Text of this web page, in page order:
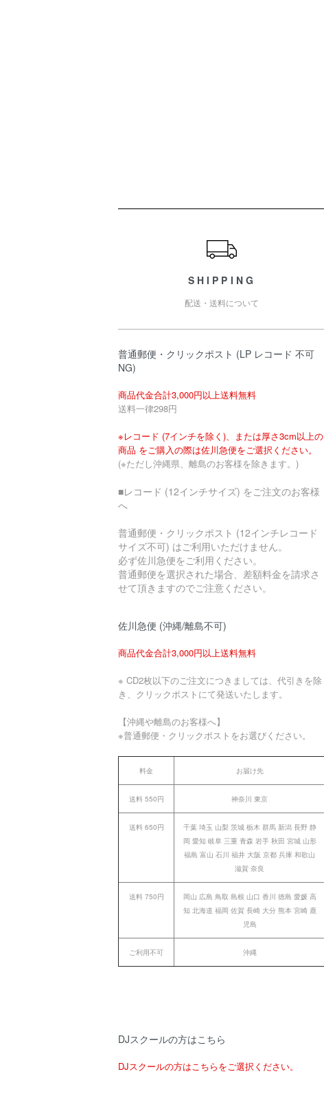
SHIPPING
配送・送料について
普通郵便・クリックポスト (LP レコード 不可
NG)
商品代金合計3,000円以上送料無料
送料一律298円
※レコード (7インチを除く)、または厚さ3cm以上の
商品 をご購入の際は佐川急便をご選択ください。
(※ただし沖縄県、離島のお客様を除きます。)
■レコード (12インチサイズ) をご注文のお客様
へ
普通郵便・クリックポスト (12インチレコード
サイズ不可) はご利用いただけません。
必ず佐川急便をご利用ください。
普通郵便を選択された場合、差額料金を請求さ
せて頂きますのでご注意ください。
佐川急便 (沖縄/離島不可)
商品代金合計3,000円以上送料無料
※ CD2枚以下のご注文につきましては、代引きを除
き、クリックポストにて発送いたします。
【沖縄や離島のお客様へ】
※普通郵便・クリックポストをお選びください。
料金 お届け先
送料 550円 神奈川 東京
送料 650円
千葉 埼玉 山梨 茨城 栃木 群馬 新潟 長野 静
岡 愛知 岐阜 三重 青森 岩手 秋田 宮城 山形
福島 富山 石川 福井 大阪 京都 兵庫 和歌山
滋賀 奈良
送料 750円
岡山 広島 鳥取 島根 山口 香川 徳島 愛媛 高
知 北海道 福岡 佐賀 長崎 大分 熊本 宮崎 鹿
児島
ご利用不可 沖縄
DJスクールの方はこちら
DJスクールの方はこちらをご選択ください。